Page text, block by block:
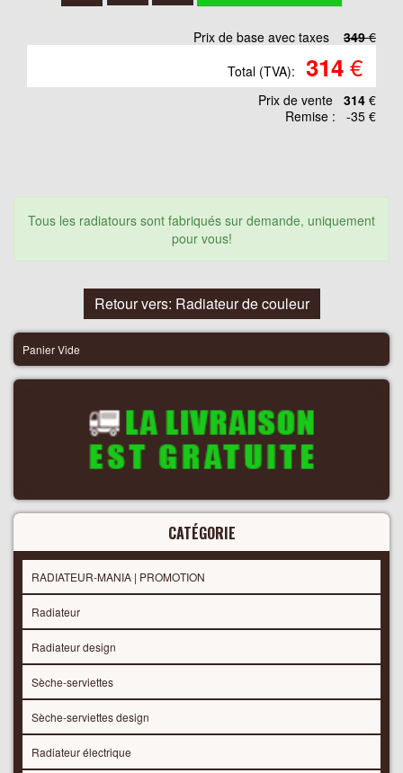
Prix de base avec taxes 349€
Total (TVA):
314€
Prix ​​de vente 314 €
Remise :
-35 €
Tous les radiatours sont fabriqués sur demande, uniquement
pour vous!
Retour vers: Radiateur de couleur
Panier Vide
CATÉGORIE
RADIATEUR-MANIA | PROMOTION
Radiateur
Radiateur design
Sèche-serviettes
Sèche-serviettes design
Radiateur électrique